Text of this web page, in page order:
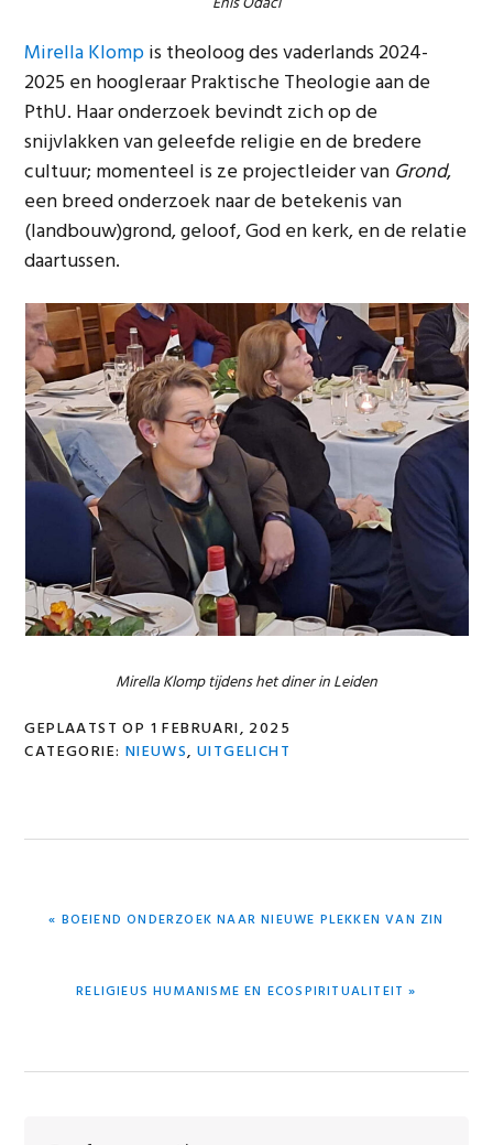
Mirella Klompis theoloog des vaderlands 2024-
2025 en hoogleraar Praktische Theologie aan de
PthU. Haar onderzoek bevindt zich op de
snijvlakken van geleefde religie en de bredere
cultuur; momenteel is ze projectleider van Grond,
een breed onderzoek naar de betekenis van
(landbouw)grond, geloof, God en kerk, en de relatie
daartussen.
Mirella Klomp tijdens het diner in Leiden
GEPLAATST OP 1 FEBRUARI, 2025
CATEGORIE: NIEUWS,UITGELICHT
VORIG
« BOEIEND ONDERZOEK NAAR NIEUWE PLEKKEN VAN ZIN
VOLGEND
RELIGIEUS HUMANISME EN ECOSPIRITUALITEIT »